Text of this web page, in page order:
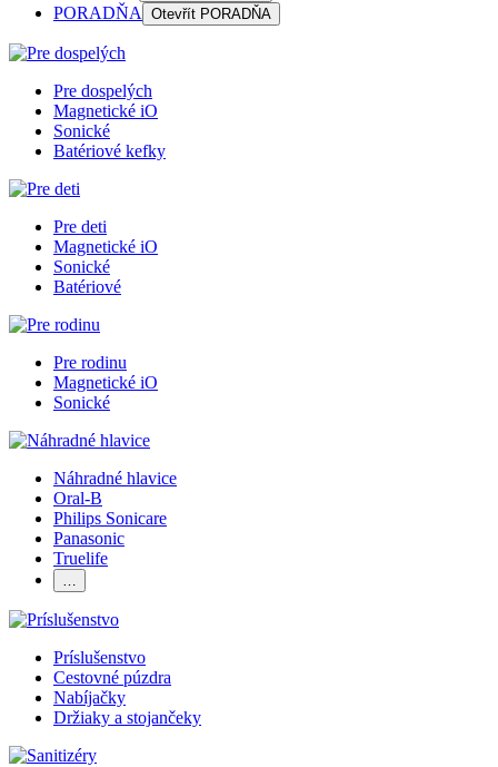
PORADŇA Otevřít PORADŇA
Pre dospelých
Magnetické iO
Sonické
Batériové kefky
Pre deti
Magnetické iO
Sonické
Batériové
Pre rodinu
Magnetické iO
Sonické
Náhradné hlavice
Oral-B
Philips Sonicare
Panasonic
Truelife
…
Príslušenstvo
Cestovné púzdra
Nabíjačky
Držiaky a stojančeky